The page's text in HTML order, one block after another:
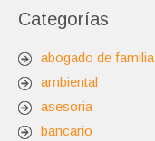
Categorías
abogado de familia
ambiental
asesoria
bancario